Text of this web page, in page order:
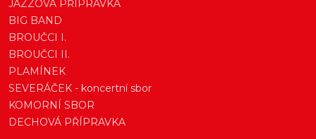
JAZZOVÁ PŘÍPRAVKA
BIG BAND
BROUČCI I.
BROUČCI II.
PLAMÍNEK
SEVERÁČEK - koncertní sbor
KOMORNÍ SBOR
DECHOVÁ PŘÍPRAVKA